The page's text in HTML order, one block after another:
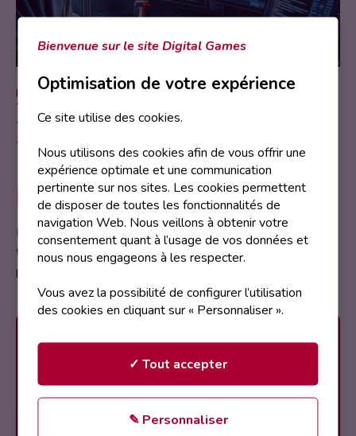
IA - CYBER
Vendredi 4 avril 2025
Description
Dans la peau d’un hacker, vous avez 30 minutes pour
trouver les mots de passe et dérober les données
personnelles.
Animation proposée par
Sec-cure
Bienvenue sur le site Digital Games
Optimisation de votre expérience
Ce site utilise des cookies.
Nous utilisons des cookies afin de vous offrir une
expérience optimale et une communication
pertinente sur nos sites. Les cookies permettent
de disposer de toutes les fonctionnalités de
navigation Web. Nous veillons à obtenir votre
consentement quant à l’usage de vos données et
nous nous engageons à les respecter.
Vous avez la possibilité de configurer l’utilisation
des cookies en cliquant sur « Personnaliser ».
✓ Tout accepter
✎ Personnaliser